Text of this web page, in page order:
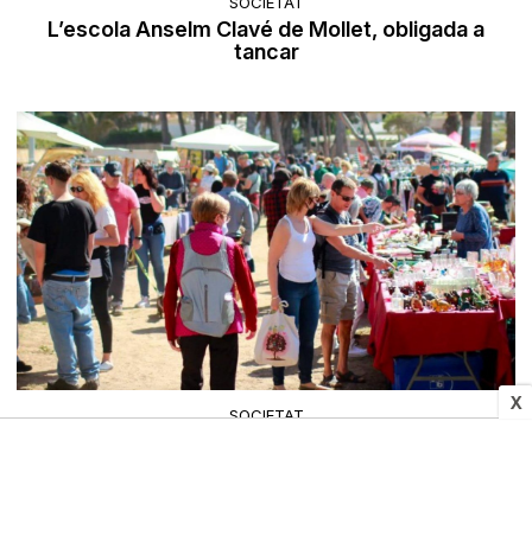
X
L’escola Anselm Clavé de Mollet, obligada a
tancar
SOCIETAT